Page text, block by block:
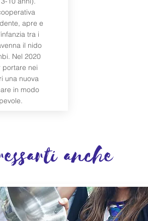
apre e
tra i
il nido
Nel 2020
nei
una nuova
in modo
anche